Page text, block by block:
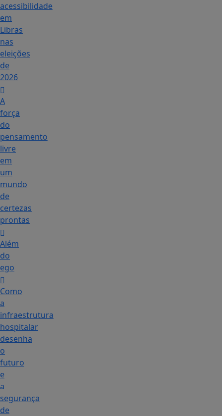
acessibilidade
em
Libras
nas
eleições
de
2026
A
força
do
pensamento
livre
em
um
mundo
de
certezas
prontas
Além
do
ego
Como
a
infraestrutura
hospitalar
desenha
o
futuro
e
a
segurança
de